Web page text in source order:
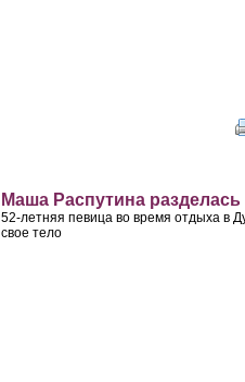
Маша Распутина разделась
52-летняя певица во время отдыха в
свое тело